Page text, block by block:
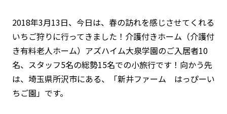
2018年3月13日、今日は、春の訪れを感じさせてくれる
いちご狩りに行ってきました！介護付きホーム（介護付
き有料老人ホーム）アズハイム大泉学園のご入居者10
名、スタッフ5名の総勢15名での小旅行です！向かう先
は、埼玉県所沢市にある、「新井ファーム はっぴーい
ちご園」です。